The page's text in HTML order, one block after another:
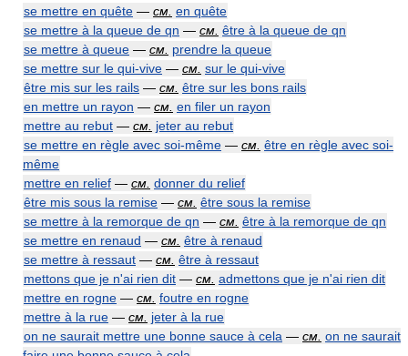
se mettre en quête — см. en quête
se mettre à la queue de qn — см. être à la queue de qn
se mettre à queue — см. prendre la queue
se mettre sur le qui-vive — см. sur le qui-vive
être mis sur les rails — см. être sur les bons rails
en mettre un rayon — см. en filer un rayon
mettre au rebut — см. jeter au rebut
se mettre en règle avec soi-même — см. être en règle avec soi-
même
mettre en relief — см. donner du relief
être mis sous la remise — см. être sous la remise
se mettre à la remorque de qn — см. être à la remorque de qn
se mettre en renaud — см. être à renaud
se mettre à ressaut — см. être à ressaut
mettons que je n'ai rien dit — см. admettons que je n'ai rien dit
mettre en rogne — см. foutre en rogne
mettre à la rue — см. jeter à la rue
on ne saurait mettre une bonne sauce à cela — см. on ne saurait